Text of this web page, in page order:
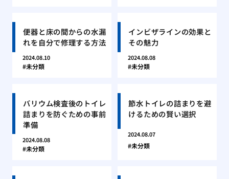
便器と床の間からの水漏
れを自分で修理する方法
2024.08.10
未分類
インビザラインの効果と
その魅力
2024.08.08
未分類
バリウム検査後のトイレ
詰まりを防ぐための事前
準備
2024.08.08
未分類
節水トイレの詰まりを避
けるための賢い選択
2024.08.07
未分類